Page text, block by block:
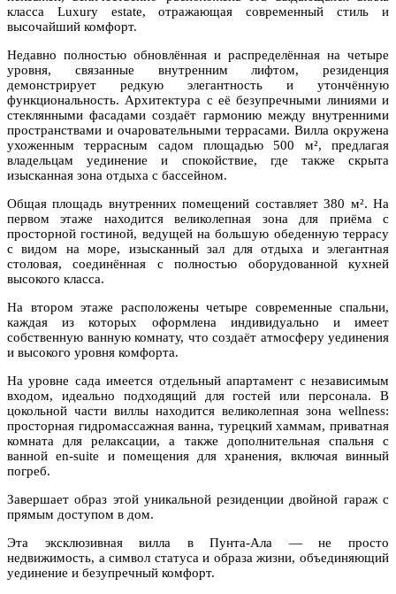
класса Luxury estate, отражающая современный стиль и
высочайший комфорт.
Недавно полностью обновлённая и распределённая на четыре
уровня, связанные внутренним лифтом, резиденция
демонстрирует редкую элегантность и утончённую
функциональность. Архитектура с её безупречными линиями и
стеклянными фасадами создаёт гармонию между внутренними
пространствами и очаровательными террасами. Вилла окружена
ухоженным террасным садом площадью 500 м², предлагая
владельцам уединение и спокойствие, где также скрыта
изысканная зона отдыха с бассейном.
Общая площадь внутренних помещений составляет 380 м². На
первом этаже находится великолепная зона для приёма с
просторной гостиной, ведущей на большую обеденную террасу
с видом на море, изысканный зал для отдыха и элегантная
столовая, соединённая с полностью оборудованной кухней
высокого класса.
На втором этаже расположены четыре современные спальни,
каждая из которых оформлена индивидуально и имеет
собственную ванную комнату, что создаёт атмосферу уединения
и высокого уровня комфорта.
На уровне сада имеется отдельный апартамент с независимым
входом, идеально подходящий для гостей или персонала. В
цокольной части виллы находится великолепная зона wellness:
просторная гидромассажная ванна, турецкий хаммам, приватная
комната для релаксации, а также дополнительная спальня с
ванной en-suite и помещения для хранения, включая винный
погреб.
Завершает образ этой уникальной резиденции двойной гараж с
прямым доступом в дом.
Эта эксклюзивная вилла в Пунта-Ала — не просто
недвижимость, а символ статуса и образа жизни, объединяющий
уединение и безупречный комфорт.